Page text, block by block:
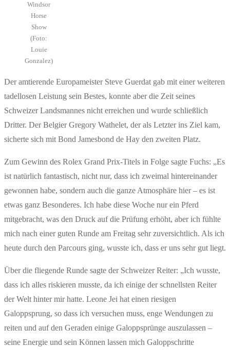
Windsor
Horse
Show
(Foto:
Louie
Gonzalez)
Der amtierende Europameister Steve Guerdat gab mit einer weiteren
tadellosen Leistung sein Bestes, konnte aber die Zeit seines
Schweizer Landsmannes nicht erreichen und wurde schließlich
Dritter. Der Belgier Gregory Wathelet, der als Letzter ins Ziel kam,
sicherte sich mit Bond Jamesbond de Hay den zweiten Platz.
Zum Gewinn des Rolex Grand Prix-Titels in Folge sagte Fuchs: „Es
ist natürlich fantastisch, nicht nur, dass ich zweimal hintereinander
gewonnen habe, sondern auch die ganze Atmosphäre hier – es ist
etwas ganz Besonderes. Ich habe diese Woche nur ein Pferd
mitgebracht, was den Druck auf die Prüfung erhöht, aber ich fühlte
mich nach einer guten Runde am Freitag sehr zuversichtlich. Als ich
heute durch den Parcours ging, wusste ich, dass er uns sehr gut liegt.
Über die fliegende Runde sagte der Schweizer Reiter: „Ich wusste,
dass ich alles riskieren musste, da ich einige der schnellsten Reiter
der Welt hinter mir hatte. Leone Jei hat einen riesigen
Galoppsprung, so dass ich versuchen muss, enge Wendungen zu
reiten und auf den Geraden einige Galoppsprünge auszulassen –
seine Energie und sein Können lassen mich Galoppschritte